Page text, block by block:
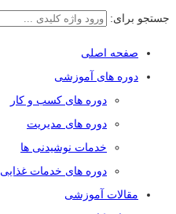
جستجو برای:
صفحه اصلی
دوره های آموزشی
دوره های کسب و کار
دوره های مدیریت
خدمات نوشیدنی ها
دوره های خدمات غذایی
مقالات آموزشی